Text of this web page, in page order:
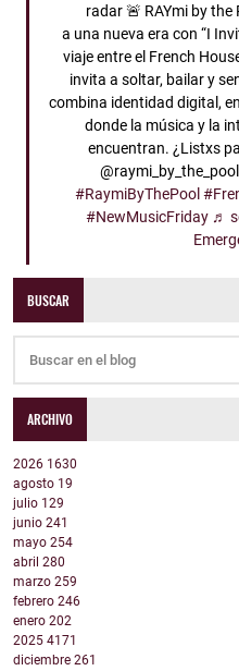
radar 🚨 RAYmi by
a una nueva era con “I
viaje entre el French
invita a soltar, bailar y
combina identidad digital,
donde la música y la
encuentran. ¿Listxs
@raymi_by_the_pool
#RaymiByThePool
#NewMusicFriday ♬
BUSCAR
ARCHIVO
2026 1630
agosto 19
julio 129
junio 241
mayo 254
abril 280
marzo 259
febrero 246
enero 202
2025 4171
diciembre 261